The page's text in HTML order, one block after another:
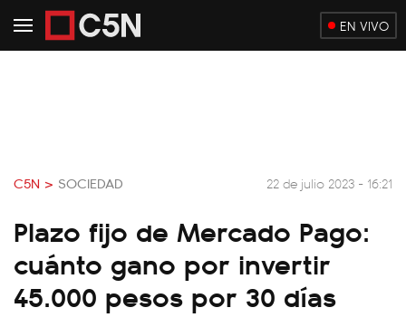
EN VIVO
C5N > SOCIEDAD 22 de julio 2023 - 16:21
Plazo fijo de Mercado Pago:
cuánto gano por invertir
45.000 pesos por 30 días